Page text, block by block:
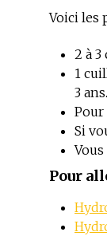
Voici les
2 à
1
3 ans.
Pour
Si
Pour